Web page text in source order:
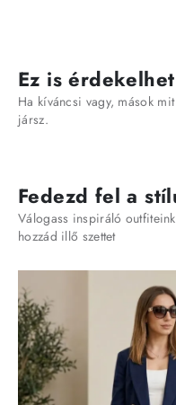
Ez is érdekelhet
Ha kíváncsi vagy, mások
jársz.
Fedezd fel a
Válogass inspiráló
hozzád illő szettet